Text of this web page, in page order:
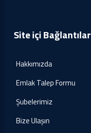
Site içi Bağlantılar
Hakkımızda
Emlak Talep Formu
Şubelerimiz
Bize Ulaşın